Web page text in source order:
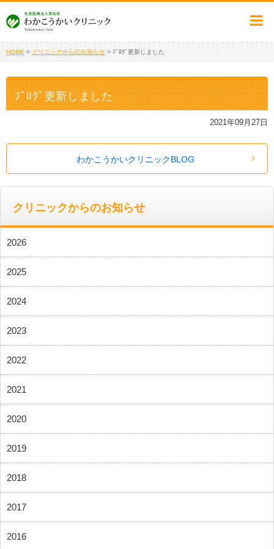
HOME > クリニックからのお知らせ > ﾌﾞﾛｸﾞ更新しました
ﾌﾞﾛｸﾞ更新しました
2021年09月27日
わかこうかいクリニックBLOG
クリニックからのお知らせ
2026
2025
2024
2023
2022
2021
2020
2019
2018
2017
2016